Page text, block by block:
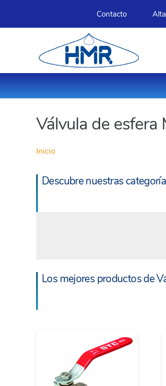
Contacto
Válvula de esfera
Inicio
Descubre nuestras
Los mejores productos de